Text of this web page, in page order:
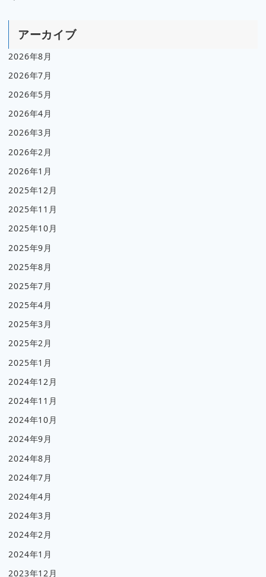
アーカイブ
2026年8月
2026年7月
2026年5月
2026年4月
2026年3月
2026年2月
2026年1月
2025年12月
2025年11月
2025年10月
2025年9月
2025年8月
2025年7月
2025年4月
2025年3月
2025年2月
2025年1月
2024年12月
2024年11月
2024年10月
2024年9月
2024年8月
2024年7月
2024年4月
2024年3月
2024年2月
2024年1月
2023年12月